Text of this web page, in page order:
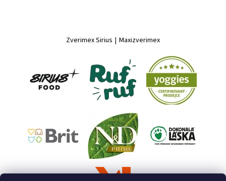
Zverimex Sirius | Maxizverimex